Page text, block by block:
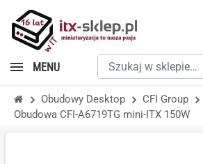
Szukaj
w
sklepie…
MENU
Obudowy Desktop
CFI Group
Obudowa CFI-A6719TG mini-ITX 150W